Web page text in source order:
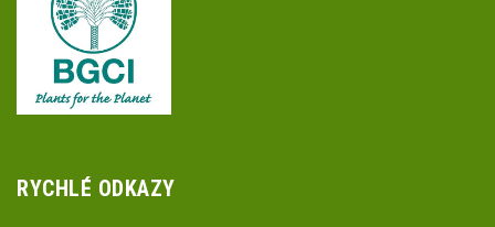
RYCHLÉ ODKAZY